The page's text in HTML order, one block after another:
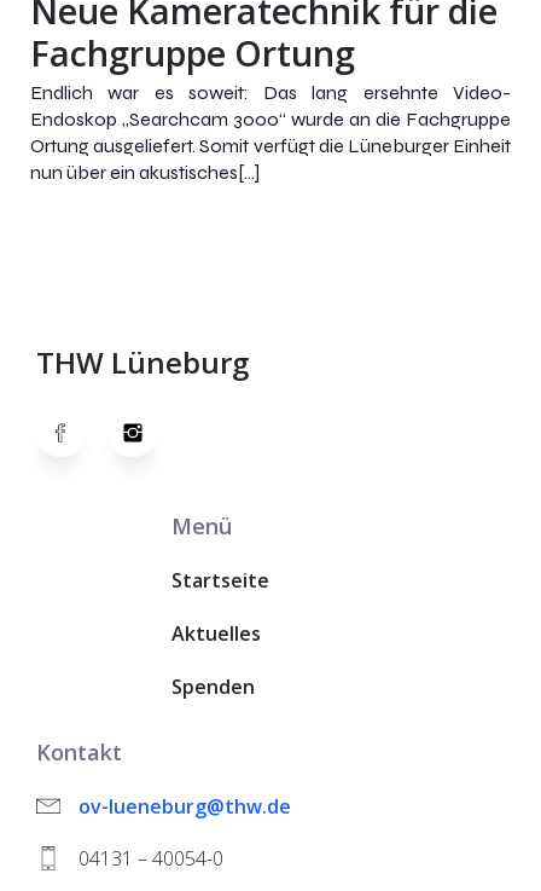
Neue Kameratechnik für die
Fachgruppe Ortung
Endlich war es soweit: Das lang ersehnte Video-
Endoskop „Searchcam 3000“ wurde an die Fachgruppe
Ortung ausgeliefert. Somit verfügt die Lüneburger Einheit
nun über ein akustisches[…]
THW Lüneburg
Menü
Startseite
Aktuelles
Spenden
Kontakt
ov-lueneburg@thw.de
04131 – 40054-0